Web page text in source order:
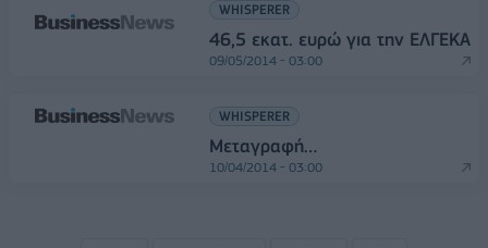
WHISPERER
46,5 εκατ. ευρώ για την ΕΛΓΕΚΑ
09/05/2014 - 03:00
WHISPERER
Μεταγραφή…
10/04/2014 - 03:00